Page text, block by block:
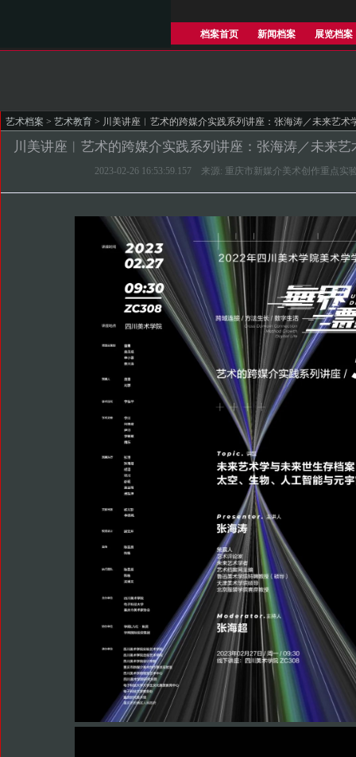
档案首页 新闻档案 展览档案
艺术档案 > 艺术教育 > 川美讲座︱艺术的跨媒介实践系列讲座：张海涛／未来艺术
川美讲座︱艺术的跨媒介实践系列讲座：张海涛／未来
2023-02-26 16:53:59.157 来源: 重庆市新媒介美术创作重点实